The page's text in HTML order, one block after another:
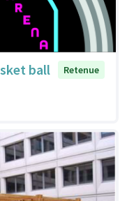
ball
Retenue